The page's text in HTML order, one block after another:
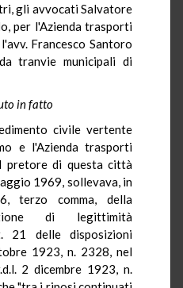
gli avvocati Salvatore
per l'Azienda trasporti
Francesco Santoro
tranvie municipali di
in fatto
civile vertente
e l'Azienda trasporti
pretore di questa città
1969, sollevava, in
terzo comma, della
di legittimità
21 delle disposizioni
1923, n. 2328, nel
2 dicembre 1923, n.